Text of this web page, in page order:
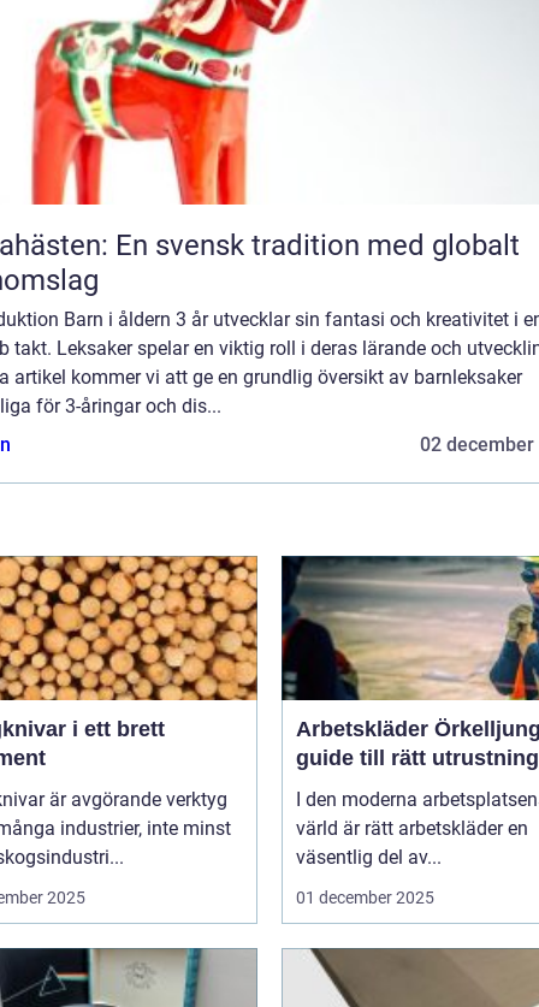
En svensk tradition med globalt
Barn i åldern 3 år utvecklar sin fantasi och kreativitet i
takt. Leksaker spelar en viktig roll i deras lärande och
artikel kommer vi att ge en grundlig översikt av barnleksaker
för 3-åringar och dis...
02 december
i ett brett
är avgörande verktyg
industrier, inte minst
2025
Arbetskläder
guide till rätt utrustning
I den moderna
värld är rätt arbetskläder en
väsentlig del av...
01 december 2025